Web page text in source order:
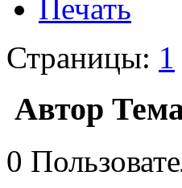
Печать
Страницы: 1
Автор
0